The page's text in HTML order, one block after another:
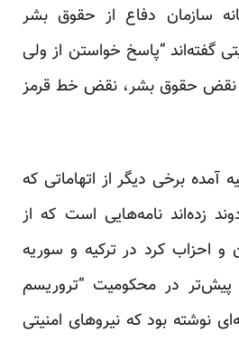
سازمان دفاع از حقوق بشر
گفته‌اند “پاسخ خواستن از ولی
نقض حقوق بشر، نقض خط قرمز
آمده برخی دیگر از اتهاماتی که
زده‌اند نامه‌هایی است که از
و احزاب کرد در ترکیه و سوریه
پیش‌تر در محکومیت “تروریسم
نوشته بود که نیروهای امنیتی